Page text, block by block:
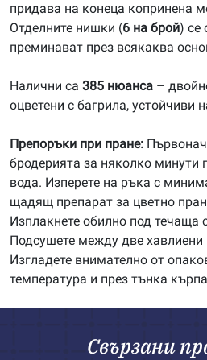
придава на конеца копринена
Отделните нишки (6 на брой) се
преминават през всякаква
Налични са 385 нюанса –
оцветени с багрила, устойчиви
Препоръки при пране:
бродерията за няколко минути
вода. Изперете на ръка с
щадящ препарат за цветно
Изплакнете обилно под течаща
Подсушете между две хавлиени
Изгладете внимателно от
температура и през тънка
Свързани